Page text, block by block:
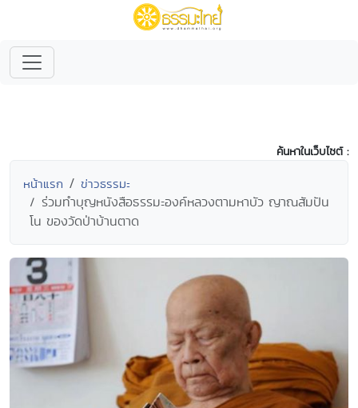
ค้นหาในเว็บไซต์ :
หน้าแรก ข่าวธรรมะ
ร่วมทำบุญหนังสือธรรมะองค์หลวงตามหาบัว ญาณสัมปัน
โน ของวัดป่าบ้านตาด